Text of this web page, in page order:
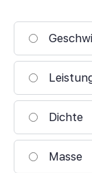
Dichte
Masse